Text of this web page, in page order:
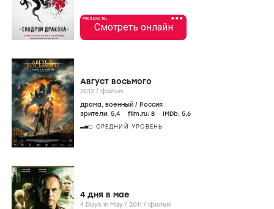
•••
РЕКЛАМА 18+
Смотреть онлайн
Август восьмого
2012 / фильм
драма, военный / Россия
зрители: 5,4 film.ru: 8 IMDb: 5,6
СРЕДНИЙ УРОВЕНЬ
4 дня в мае
4 Days in May / 2011 / фильм